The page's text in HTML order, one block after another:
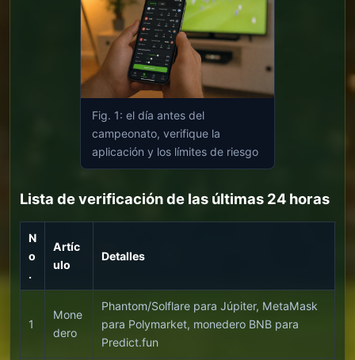
Fig. 1: el día antes del
campeonato, verifique la
aplicación y los límites de riesgo
Lista de verificación de las últimas 24 horas
N
o
.
Artíc
ulo
Detalles
1
Mone
dero
Phantom/Solflare para Júpiter, MetaMask
para Polymarket, monedero BNB para
Predict.fun